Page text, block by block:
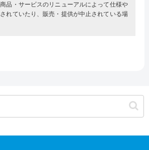
品・サービスのリニューアルによって仕様や
れていたり、販売・提供が中止されている場